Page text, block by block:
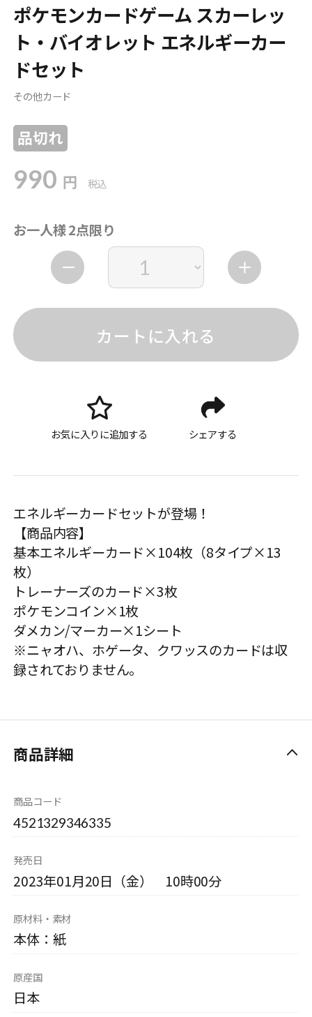
ポケモンカードゲーム スカーレッ
ト・バイオレット エネルギーカー
ドセット
その他カード
品切れ
990 円 税込
お一人様 2点限り
カートに入れる
お気に入りに追加する シェアする
エネルギーカードセットが登場！
【商品内容】
基本エネルギーカード×104枚（8タイプ×13
枚）
トレーナーズのカード×3枚
ポケモンコイン×1枚
ダメカン/マーカー×1シート
※ニャオハ、ホゲータ、クワッスのカードは収
録されておりません。
商品詳細
商品コード
4521329346335
発売日
2023年01月20日（金） 10時00分
原材料・素材
本体：紙
原産国
日本